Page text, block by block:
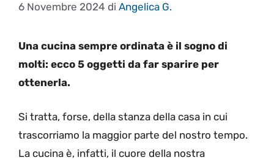
6 Novembre 2024 di Angelica G.
Una cucina sempre ordinata è il sogno di
molti: ecco 5 oggetti da far sparire per
ottenerla.
Si tratta, forse, della stanza della casa in cui
trascorriamo la maggior parte del nostro tempo.
La cucina è, infatti, il cuore della nostra